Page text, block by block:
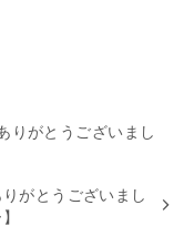
りがとうございまし
がとうございまし